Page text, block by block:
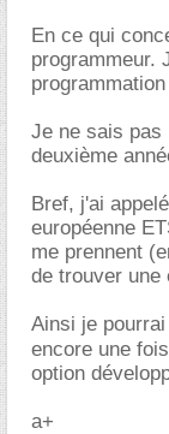
En ce qui
programmeur.
Je ne sais pas
deuxième
Bref, j'ai
européenne
me prennent
de trouver une
Ainsi je
encore une
option
a+